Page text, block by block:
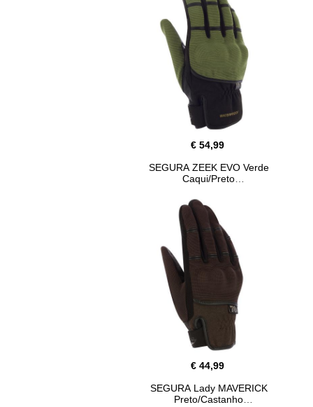
€ 54,99
SEGURA ZEEK EVO Verde
Caqui/Preto
€ 44,99
SEGURA Lady MAVERICK
Preto/Castanho